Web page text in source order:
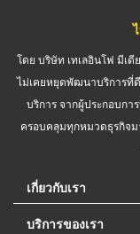
โดย บริษัท เทเลอินโฟ มีเ
ไม่เคยหยุดพัฒนาบริการที่
บริการ จากผู้ประกอบกา
ครอบคลุมทุกหมวดธุรกิจม
เกี่ยวกับเรา
บริการของเรา